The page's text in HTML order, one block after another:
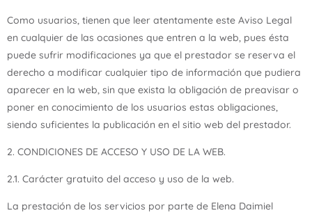
Como usuarios, tienen que leer atentamente este Aviso Legal
en cualquier de las ocasiones que entren a la web, pues ésta
puede sufrir modificaciones ya que el prestador se reserva el
derecho a modificar cualquier tipo de información que pudiera
aparecer en la web, sin que exista la obligación de preavisar o
poner en conocimiento de los usuarios estas obligaciones,
siendo suficientes la publicación en el sitio web del prestador.
2. CONDICIONES DE ACCESO Y USO DE LA WEB.
2.1. Carácter gratuito del acceso y uso de la web.
La prestación de los servicios por parte de Elena Daimiel